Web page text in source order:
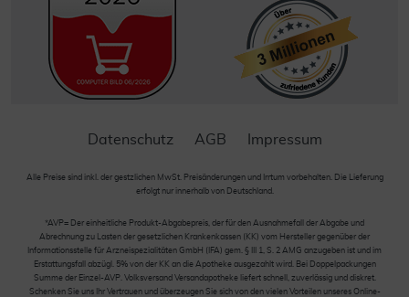
Datenschutz AGB Impressum
Alle Preise sind inkl. der gestzlichen MwSt. Preisänderungen und Irrtum vorbehalten. Die Lieferung
erfolgt nur innerhalb von Deutschland.
*AVP= Der einheitliche Produkt-Abgabepreis, der für den Ausnahmefall der Abgabe und
Abrechnung zu Lasten der gesetzlichen Krankenkassen (KK) vom Hersteller gegenüber der
Informationsstelle für Arzneispezialitäten GmbH (IFA) gem. § III 1, S. 2 AMG anzugeben ist und im
Erstattungsfall abzügl. 5% von der KK an die Apotheke ausgezahlt wird. Bei Doppelpackungen
Summe der Einzel-AVP. Volksversand Versandapotheke liefert schnell, zuverlässig und diskret.
Schenken Sie uns Ihr Vertrauen und überzeugen Sie sich von den vielen Vorteilen unseres Online-